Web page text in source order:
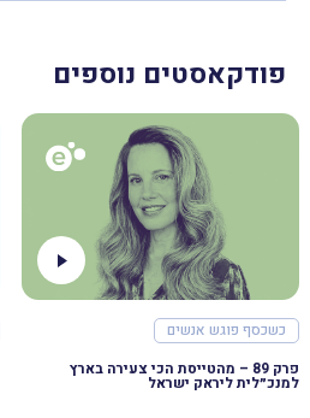
פודקאסטים נוספים
כשכסף פוגש אנשים
פרק 89 – מהטייסת הכי צעירה בארץ
למנכ״לית ליראק ישראל